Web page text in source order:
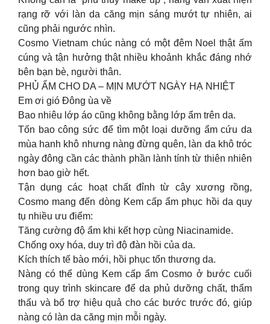
rạng rỡ với làn da căng mịn sáng mướt tự nhiên, ai
cũng phải ngước nhìn.
Cosmo Vietnam chúc nàng có một đêm Noel thật ấm
cúng và tận hưởng thật nhiều khoảnh khắc đáng nhớ
bên bạn bè, người thân.
PHỦ ẨM CHO DA – MỊN MƯỚT NGÀY HẠ NHIỆT
Em ơi gió Đông ùa về
Bao nhiêu lớp áo cũng không bằng lớp ẩm trên da.
Tốn bao công sức để tìm một loại dưỡng ẩm cứu da
mùa hanh khô nhưng nàng đừng quên, làn da khô tróc
ngày đông cần các thành phần lành tính từ thiên nhiên
hơn bao giờ hết.
Tận dụng các hoạt chất đỉnh từ cây xương rồng,
Cosmo mang đến dòng Kem cấp ẩm phục hồi da quy
tụ nhiều ưu điểm:
Tăng cường độ ẩm khi kết hợp cùng Niacinamide.
Chống oxy hóa, duy trì độ đàn hồi của da.
Kích thích tế bào mới, hồi phục tổn thương da.
Nàng có thể dùng Kem cấp ẩm Cosmo ở bước cuối
trong quy trình skincare để da phủ dưỡng chất, thẩm
thấu và bổ trợ hiệu quả cho các bước trước đó, giúp
nàng có làn da căng mịn mỗi ngày.